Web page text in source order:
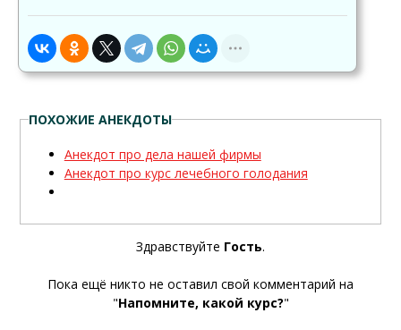
ПОХОЖИЕ АНЕКДОТЫ
Анекдот про дела нашей фирмы
Анекдот про курс лечебного голодания
Здравствуйте Гость.
Пока ещё никто не оставил свой комментарий на
"Напомните, какой курс?"